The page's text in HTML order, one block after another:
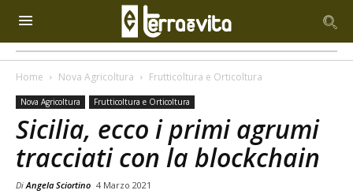
Home Nova Agricoltura Frutticoltura e Orticoltura
Nova Agricoltura Frutticoltura e Orticoltura
Sicilia, ecco i primi agrumi
tracciati con la blockchain
DiAngela Sciortino 4 Marzo 2021